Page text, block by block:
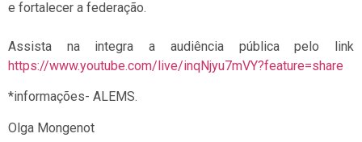
e fortalecer a federação.
Assista na integra a audiência pública pelo link
https://www.youtube.com/live/inqNjyu7mVY?feature=share
*informações- ALEMS.
Olga Mongenot